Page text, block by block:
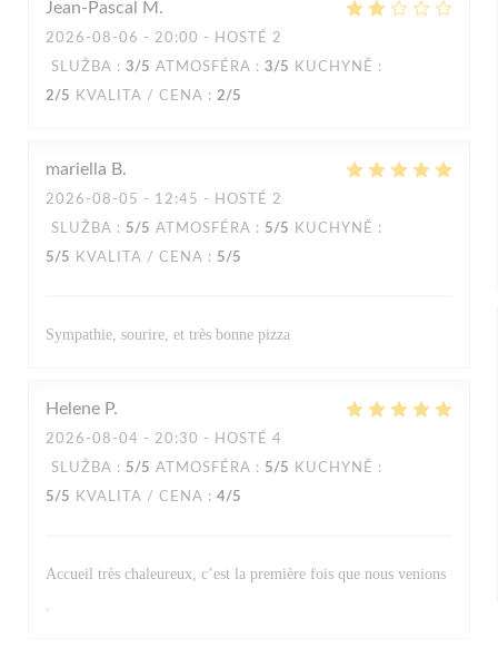
Jean-Pascal M
2026-08-06 - 20:00 - HOSTÉ 2
SLUŽBA : 3/5 ATMOSFÉRA : 3/5 KUCHYNĚ :
2/5 KVALITA / CENA : 2/5
mariella B
2026-08-05 - 12:45 - HOSTÉ 2
SLUŽBA : 5/5 ATMOSFÉRA : 5/5 KUCHYNĚ :
5/5 KVALITA / CENA : 5/5
Sympathie, sourire, et très bonne pizza
Helene P
2026-08-04 - 20:30 - HOSTÉ 4
SLUŽBA : 5/5 ATMOSFÉRA : 5/5 KUCHYNĚ :
5/5 KVALITA / CENA : 4/5
Accueil très chaleureux, c’est la première fois que nous venions
.